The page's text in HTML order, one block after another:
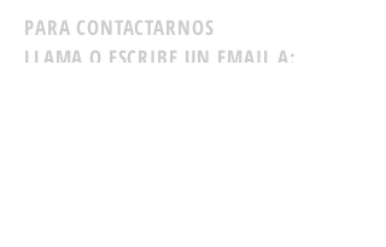
PARA CONTACTARNOS
LLAMA O ESCRIBE UN EMAIL A: